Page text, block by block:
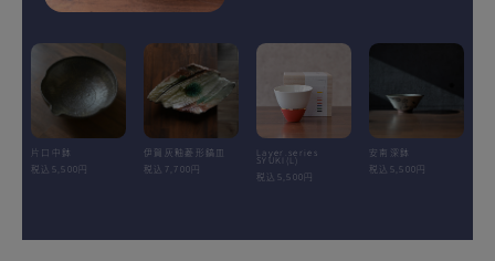
片口中鉢
税込5,500円
伊賀灰釉菱形鎬皿
税込7,700円
Layer.series
SYUKI(L)
税込5,500円
安南深鉢
税込5,500円